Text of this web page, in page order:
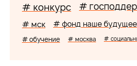
# конкурс #
# мск # фонд наше будущее
# обучение # москва #